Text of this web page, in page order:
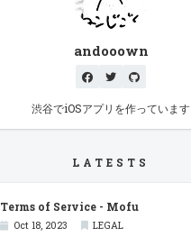
andooown
渋谷でiOSアプリを作っています
LATESTS
Terms of Service - Mofu
Oct 18, 2023 LEGAL